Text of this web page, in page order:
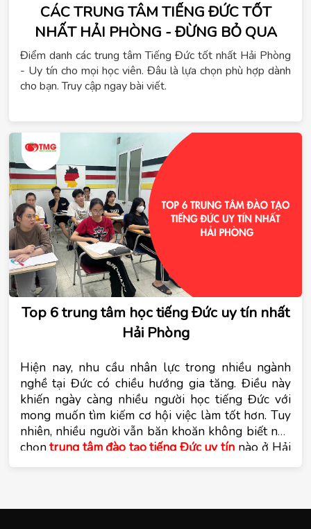
CÁC TRUNG TÂM TIẾNG ĐỨC TỐT
NHẤT HẢI PHÒNG - ĐỪNG BỎ QUA
Điểm danh các trung tâm Tiếng Đức tốt nhất Hải Phòng
- Uy tín cho mọi học viên. Đâu là lựa chọn phù hợp dành
cho bạn. Truy cập ngay bài viết.
Top 6 trung tâm học tiếng Đức uy tín nhất
Hải Phòng
Hiện nay, nhu cầu nhân lực trong nhiều ngành
nghề tại Đức có chiều hướng gia tăng. Điều này
khiến ngày càng nhiều người học tiếng Đức với
mong muốn tìm kiếm cơ hội việc làm tốt hơn. Tuy
nhiên, nhiều người vẫn băn khoăn không biết nên
chọntrung tâm đào tạo tiếng Đức uy tín nào ở Hải
Phòng để bảo đảm chất lượng học. Cùng trung
viết dưới đây